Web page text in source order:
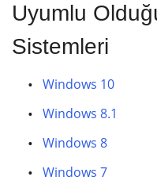
Uyumlu
Sistemleri
Windows 10
Windows 8.1
Windows 8
Windows 7